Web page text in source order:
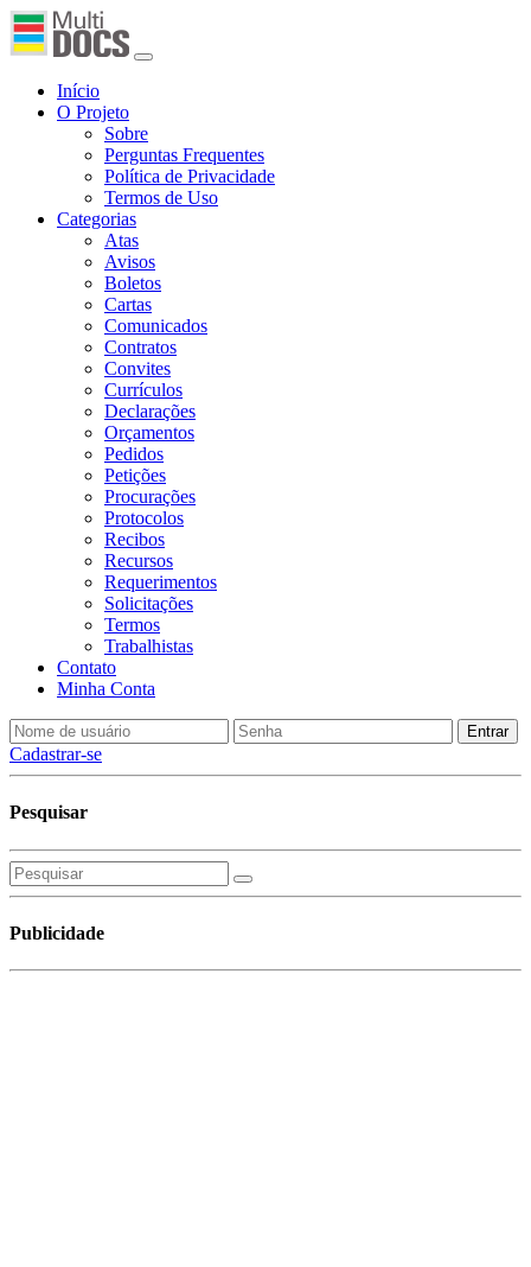
Início
O Projeto
Sobre
Perguntas Frequentes
Política de Privacidade
Termos de Uso
Categorias
Atas
Avisos
Boletos
Cartas
Comunicados
Contratos
Convites
Currículos
Declarações
Orçamentos
Pedidos
Petições
Procurações
Protocolos
Recibos
Recursos
Requerimentos
Solicitações
Termos
Trabalhistas
Contato
Minha Conta
Cadastrar-se
Pesquisar
Publicidade